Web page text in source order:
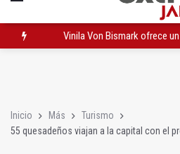
Vinila Von Bismark ofrece
Inicio Más
Turismo
55 quesadeños viajan a la capital con el